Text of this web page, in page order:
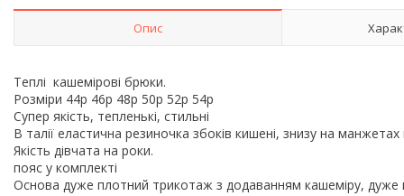
Опис
Теплі кашемірові брюки.
Розміри 44р 46р 48р 50р 52р 54р
Супер якість, тепленькі, стильні
В талії еластична резиночка збоків кишені, знизу на
Якість дівчата на роки.
пояс у комплекті
Основа дуже плотний трикотаж з додаванням кашеміру,